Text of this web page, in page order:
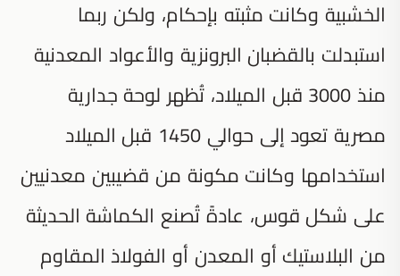
الخشبية وكانت مثبته بإحكام، ولكن ربما
استبدلت بالقضبان البرونزية والأعواد المعدنية
منذ 3000 قبل الميلاد، تُظهر لوحة جدارية
مصرية تعود إلى حوالي 1450 قبل الميلاد
استخدامها وكانت مكونة من قضيبين معدنيين
على شكل قوس، عادةً تُصنع الكماشة الحديثة
من البلاستيك أو المعدن أو الفولاذ المقاوم